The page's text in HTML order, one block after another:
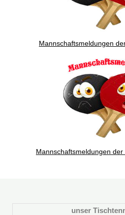
Mannschaftsmeldungen
Mannschaftsmeldungen
unser